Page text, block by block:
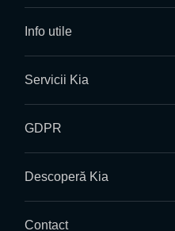
Info utile
Servicii Kia
GDPR
Descoperă Kia
Contact